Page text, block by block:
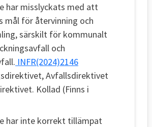
har misslyckats med att
mål för återvinning och
särskilt för kommunalt
och
INFR(2024)2146
Avfallsdirektivet
Kollad (Finns i
har inte korrekt tillämpat